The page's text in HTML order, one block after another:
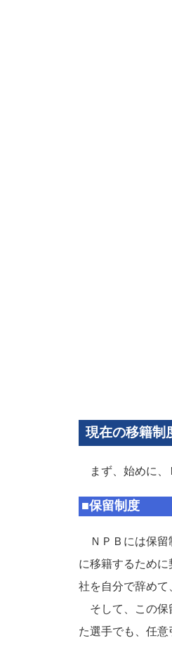
現在の移籍制
まず、始めに、
■保留制度
ＮＰＢには保留
に移籍するため
社を自分で辞めて
そして、この保
た選手でも、任意